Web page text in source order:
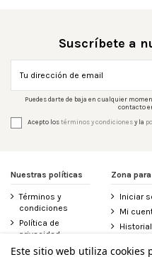
Suscríbete a
Puedes darte de baja en cualquier
contacto
Acepto lostérminos y condicionesy la
Nuestras políticas
Términos y
condiciones
Política de
privacidad
Aviso legal
Zona
Iniciar
Mi
Este sitio web utiliza cookies